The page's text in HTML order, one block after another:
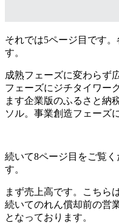
それでは5ページ目です
す。
成熟フェーズに変わらず
フェーズにジチタイワー
ます企業版のふるさと納
ソル。事業創造フェーズ
続いて8ページ目をご覧
す。
まず売上高です。こちら
続いてのれん償却前の営
となっております。